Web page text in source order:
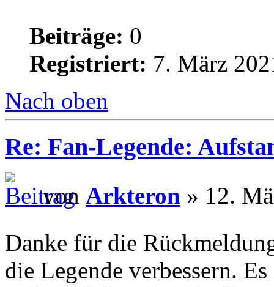
Beiträge: 0
Registriert: 7. März
Nach oben
Re: Fan-Legende:
von Arkteron » 12.
Danke für die
die Legende verbessern.